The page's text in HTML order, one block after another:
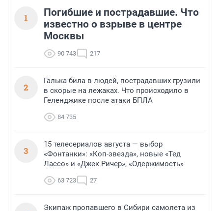
1
Погибшие и пострадавшие. Что
известно о взрыве в центре
Москвы
90 743 217
2
Галька била в людей, пострадавших грузили
в скорые на лежаках. Что происходило в
Геленджике после атаки БПЛА
84 735
3
15 телесериалов августа — выбор
«Фонтанки»: «Коп-звезда», новые «Тед
Лассо» и «Джек Ричер», «Одержимость»
63 723 27
Экипаж пропавшего в Сибири самолета из